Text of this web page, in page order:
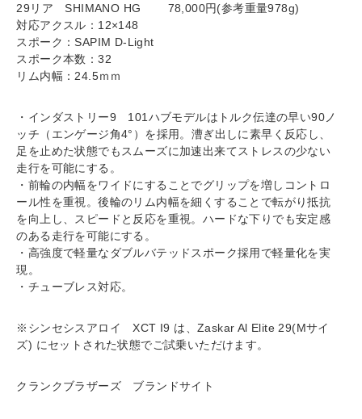
29リア SHIMANO HG 78,000円(参考重量978g)
対応アクスル：12×148
スポーク：SAPIM D-Light
スポーク本数：32
リム内幅：24.5ｍｍ
・インダストリー9 101ハブモデルはトルク伝達の早い90ノ
ッチ（エンゲージ角4°）を採用。漕ぎ出しに素早く反応し、
足を止めた状態でもスムーズに加速出来てストレスの少ない
走行を可能にする。
・前輪の内幅をワイドにすることでグリップを増しコントロ
ール性を重視。後輪のリム内幅を細くすることで転がり抵抗
を向上し、スピードと反応を重視。ハードな下りでも安定感
のある走行を可能にする。
・高強度で軽量なダブルバテッドスポーク採用で軽量化を実
現。
・チューブレス対応。
※シンセシスアロイ XCT I9 は、Zaskar Al Elite 29(Mサイ
ズ) にセットされた状態でご試乗いただけます。
クランクブラザーズ ブランドサイト